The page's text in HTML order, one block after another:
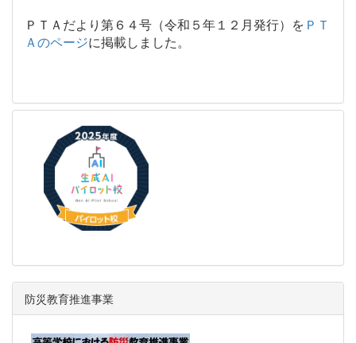
ＰＴＡだより第６４号（令和５年１２月発行）を ＰＴ
Ａのページに掲載しました。
防災教育推進事業